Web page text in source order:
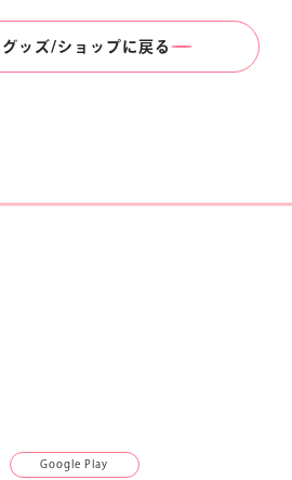
グッズ/ショップに戻る
Google Play